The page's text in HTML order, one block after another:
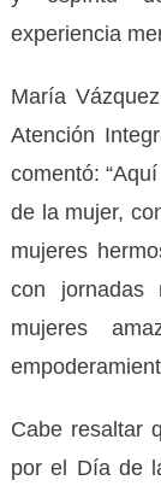
experiencia
María
Atención
comentó:
de la mujer,
mujeres
con jornadas
mujeres
Cabe resaltar
por el Día de